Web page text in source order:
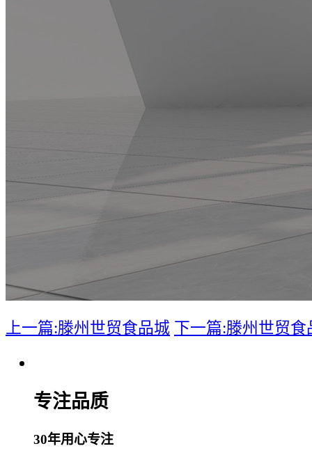
上一篇:滕州世贸食品城 下一篇:滕州世贸食
专注品质
30年用心专注